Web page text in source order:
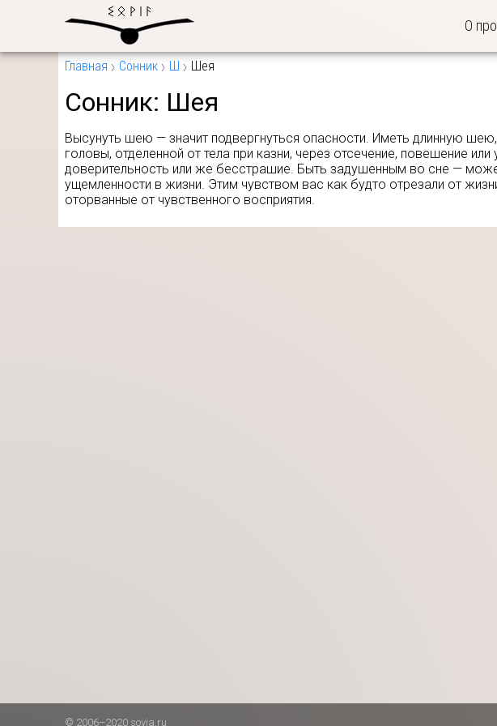
О
Главная Сонник Ш Шея
Сонник: Шея
Высунуть шею — значит подвергнуться опасности. Иметь длинную
головы, отделенной от тела при казни, через отсечение, повешение
доверительность или же бесстрашие. Быть задушенным во сне —
ущемленности в жизни. Этим чувством вас как будто отрезали от
оторванные от чувственного восприятия.
© 2006–2020 sovia.ru